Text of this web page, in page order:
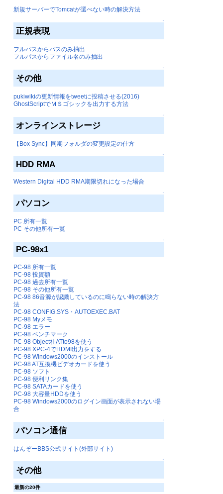
新規サーバーでTomcatが選べない時の解決方法
↑
正規表現
フルパスからパスのみ抽出
フルパスからファイル名のみ抽出
↑
その他
pukiwikiの更新情報をtweetに投稿させる(2016)
GhostScriptでＭＳゴシックを出力する方法
↑
オンラインストレージ
【Box Sync】同期フォルダの変更設定の仕方
↑
HDD RMA
Western Digital HDD RMA期限切れになった場合
↑
パソコン
PC 所有一覧
PC その他所有一覧
↑
PC-98x1
PC-98 所有一覧
PC-98 投資額
PC-98 過去所有一覧
PC-98 その他所有一覧
PC-98 86音源が認識しているのに鳴らない時の解決方
法
PC-98 CONFIG.SYS・AUTOEXEC.BAT
PC-98 Myメモ
PC-98 エラー
PC-98 ベンチマーク
PC-98 Object社ATto98を使う
PC-98 XPC-4でHDMI出力をする
PC-98 Windows2000のインストール
PC-98 AT互換機ビデオカードを使う
PC-98 ソフト
PC-98 便利リンク集
PC-98 SATAカードを使う
PC-98 大容量HDDを使う
PC-98 Windows2000のログイン画面が表示されない場
合
↑
パソコン通信
はんぞーBBS公式サイト(外部サイト)
↑
その他
最新の20件